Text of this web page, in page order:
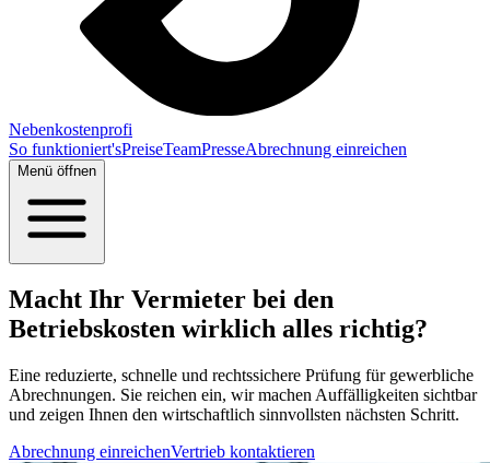
Nebenkostenprofi
So funktioniert'sPreiseTeamPresseAbrechnung einreichen
Menü öffnen
Macht Ihr Vermieter bei den
Betriebskosten wirklich alles richtig?
Eine reduzierte, schnelle und rechtssichere Prüfung für gewerbliche
Abrechnungen. Sie reichen ein, wir machen Auffälligkeiten sichtbar
und zeigen Ihnen den wirtschaftlich sinnvollsten nächsten Schritt.
Abrechnung einreichenVertrieb kontaktieren